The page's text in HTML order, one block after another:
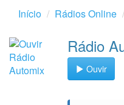
Início Rádios Online
Rádio
Ouvir